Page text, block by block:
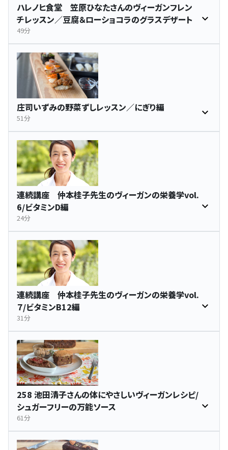
ハレノヒ食堂 笠原ひなたさんのヴィーガンフレン
チレッスン／豆腐＆ローショコラのグラスデザート
49分
庄司いずみの野菜ずしレッスン／にぎり編
51分
連続講座 仲本桂子先生のヴィーガンの栄養学vol.
6/ビタミンD編
24分
連続講座 仲本桂子先生のヴィーガンの栄養学vol.
７/ビタミンB12編
31分
258 池田清子さんの体にやさしいヴィーガンレシピ/
シュガーフリーの万能ソース
61分